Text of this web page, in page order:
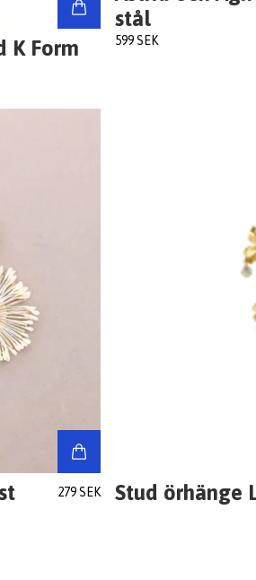
K Form
stål
599 SEK
279 SEK Stud örhänge